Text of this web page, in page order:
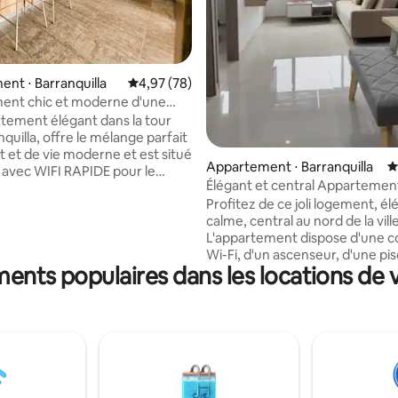
⋅ Barranquilla Évaluation moyenne sur la base de 78
4,97 (78)
chic et moderne d'une
WIFI rapide
élégant dans la tour
offre le mélange parfait
et de vie moderne et est situé
WIFI RAPIDE pour le
avez besoin pour cuisiner,
la salle de bain attenante
l'accès à une piscine
Appartement ⋅ Barranquilla
Élégant et central
Barranquilla
Profitez de ce joli logement,
calme, central au nord de la
L'appartement dispose d'une
Wi-Fi, d'un ascenseur, d'une
d'une terrasse, d'une salle de
d'un parking gratuit. Situé
nourriture, des centres
des magasins et des
proximité des lieux
populaires dans les locations de